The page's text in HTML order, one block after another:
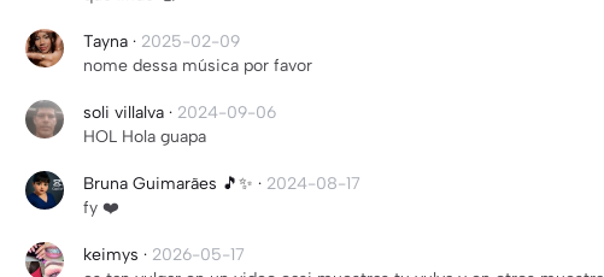
Tayna · 2025-02-09
nome dessa música por favor
soli villalva · 2024-09-06
HOL Hola guapa
Bruna Guimarães 🎵✨️ · 2024-08-17
fy ❤️
keimys · 2026-05-17